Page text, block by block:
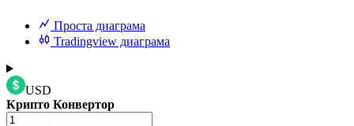
Проста диаграма
Tradingview диаграма
USD
Крипто Конвертор